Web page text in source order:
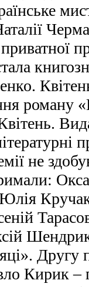
роману
не
Кручак
Другу
Кирик –